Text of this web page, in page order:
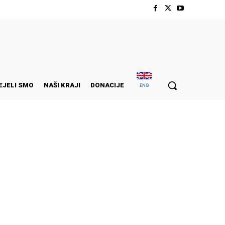
SMO NAŠI KRAJI DONACIJE ENG